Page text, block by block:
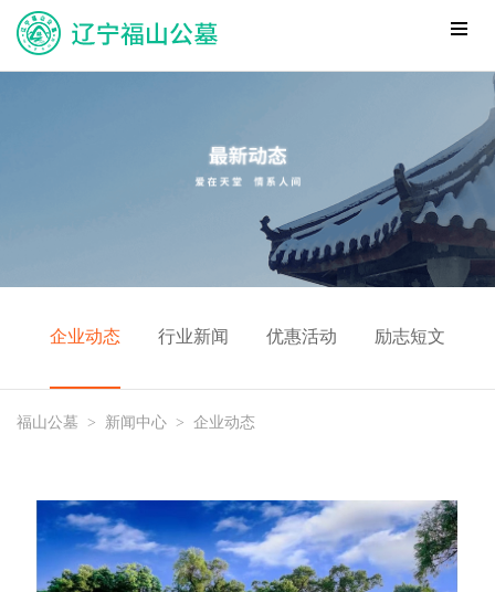
企业动态 行业新闻 优惠活动 励志短文
福山公墓 > 新闻中心 > 企业动态